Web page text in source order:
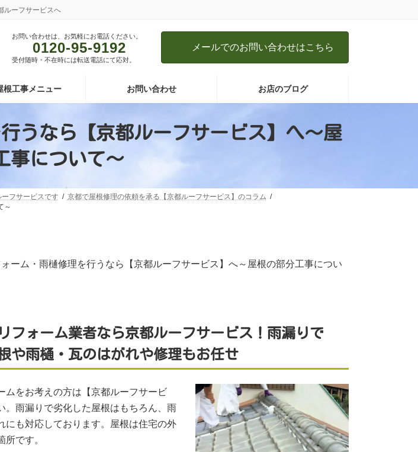
ルーフサービスへ
お問い合わせは、お気軽にお電話ください。
0120-95-9192
受付随時・不在時には転送電話にて応対。
メールでのお問い合わせはこちら
根工事メニュー お問い合わせ お店のブログ
うなら【京都ルーフサービス】へ～屋
事について～
フサービスです
京都で屋根修理の依頼を承る【京都ルーフサービス】のコラム
～
ーム・雨樋修理を行うなら【京都ルーフサービス】へ～屋根の部分工事につい
フォーム業者なら京都ルーフサービス！雨漏りで
や雨樋・瓦のはがれや修理もお任せ
ムをお考えの方は【京都ルーフサービ
。雨漏りで劣化した屋根はもちろん、雨
にも対応しております。屋根は住宅の外
です。